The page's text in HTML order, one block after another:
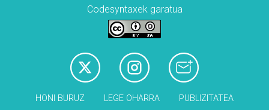
Codesyntaxek garatua
HONI BURUZ LEGE OHARRA PUBLIZITATEA